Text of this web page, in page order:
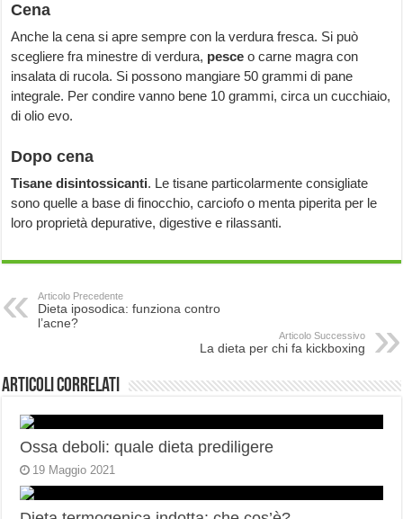
Cena
Anche la cena si apre sempre con la verdura fresca. Si può
scegliere fra minestre di verdura, pesce o carne magra con
insalata di rucola. Si possono mangiare 50 grammi di pane
integrale. Per condire vanno bene 10 grammi, circa un cucchiaio,
di olio evo.
Dopo cena
Tisane disintossicanti. Le tisane particolarmente consigliate
sono quelle a base di finocchio, carciofo o menta piperita per le
loro proprietà depurative, digestive e rilassanti.
Articolo Precedente
Dieta iposodica: funziona contro
l’acne?
Articolo Successivo
La dieta per chi fa kickboxing
Articoli correlati
Ossa deboli: quale dieta prediligere
19 Maggio 2021